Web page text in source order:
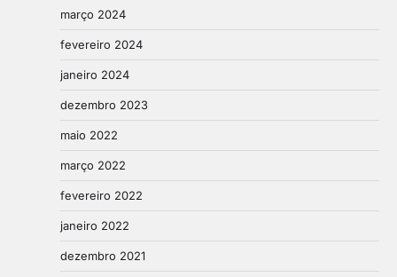
março 2024
fevereiro 2024
janeiro 2024
dezembro 2023
maio 2022
março 2022
fevereiro 2022
janeiro 2022
dezembro 2021